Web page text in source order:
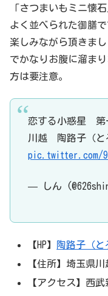
「さつまいもミニ懐
よく並べられた御膳
楽しみながら頂きま
でかなりお腹に溜ま
方は要注意。
恋する小惑星 第
川越 陶路子（と
pic.twitter.com/
— しん
【HP】
陶路子（と
【住所】埼玉県
【アクセス】西